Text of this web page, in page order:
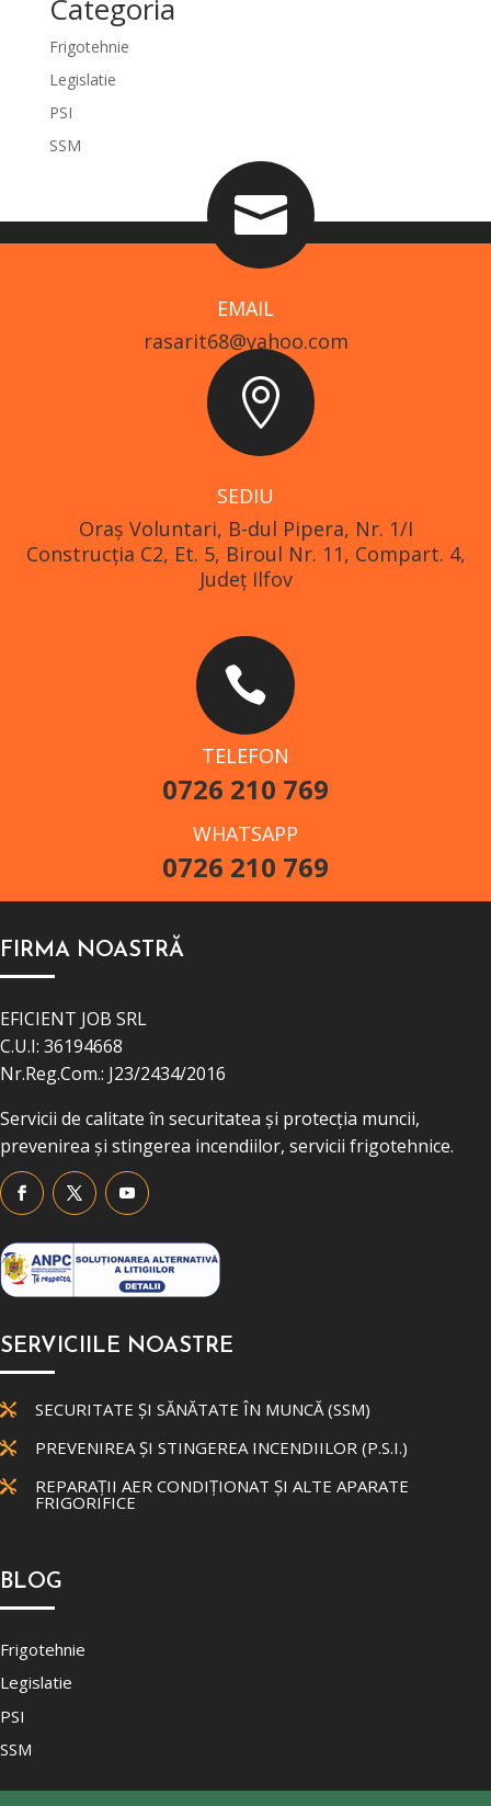
Categoria
Frigotehnie
Legislatie
PSI
SSM

EMAIL
rasarit68@yahoo.com

SEDIU
Oraş Voluntari, B-dul Pipera, Nr. 1/I
Construcția C2, Et. 5, Biroul Nr. 11, Compart. 4,
Județ Ilfov

TELEFON
0726 210 769
WHATSAPP
0726 210 769
FIRMA NOASTRĂ
EFICIENT JOB SRL
C.U.I: 36194668
Nr.Reg.Com.: J23/2434/2016
Servicii de calitate în securitatea și protecția muncii,
prevenirea și stingerea incendiilor, servicii frigotehnice.
SERVICIILE NOASTRE
 SECURITATE ȘI SĂNĂTATE ÎN MUNCĂ (SSM)
 PREVENIREA ȘI STINGEREA INCENDIILOR (P.S.I.)
 REPARAȚII AER CONDIȚIONAT ȘI ALTE APARATE
FRIGORIFICE
BLOG
Frigotehnie
Legislatie
PSI
SSM